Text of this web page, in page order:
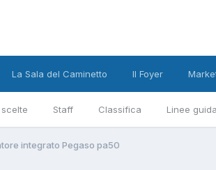
Staff Classifica Linee guida
La Sala del Caminetto Il Foyer
integrato Pegaso pa50